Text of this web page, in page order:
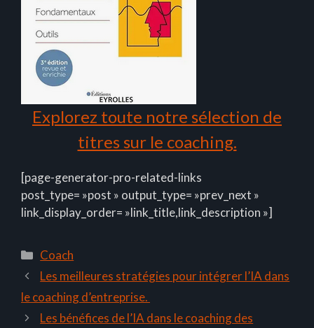
Explorez toute notre sélection de
titres sur le coaching.
[page-generator-pro-related-links
post_type= »post » output_type= »prev_next »
link_display_order= »link_title,link_description »]
Catégories
Coach
Les meilleures stratégies pour intégrer l’IA dans
le coaching d’entreprise.
Les bénéfices de l’IA dans le coaching des